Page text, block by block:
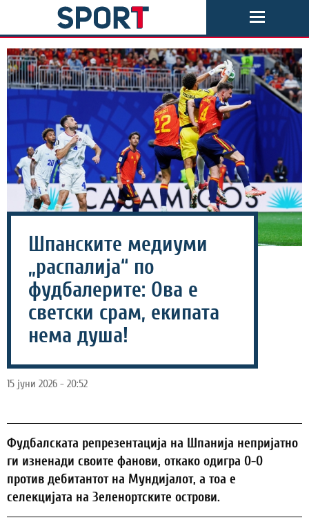
Шпанските медиуми
„распалија“ по
фудбалерите: Ова е
светски срам, екипата
нема душа!
15 јуни 2026 - 20:52
Фудбалската репрезентација на Шпанија непријатно
ги изненади своите фанови, откако одигра 0-0
против дебитантот на Мундијалот, а тоа е
селекцијата на Зеленортските острови.